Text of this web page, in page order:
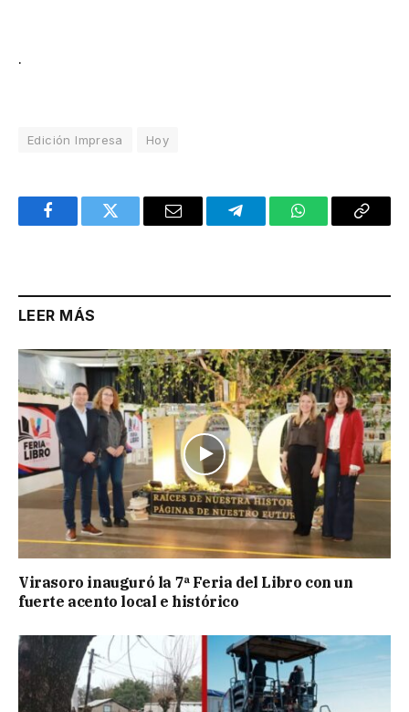
.
Edición Impresa Hoy
FacebookTwitter Email TelegramWhatsAppCopy
LEER MÁS
Virasoro inauguró la 7ª Feria del Libro con un
fuerte acento local e histórico